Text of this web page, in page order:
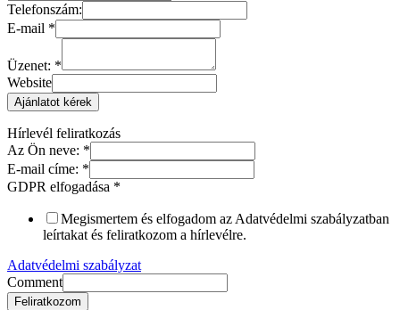
Telefonszám:
E-mail *
Üzenet: *
Website
Ajánlatot kérek
Hírlevél feliratkozás
Az Ön neve: *
E-mail címe: *
GDPR elfogadása *
Megismertem és elfogadom az Adatvédelmi szabályzatban
leírtakat és feliratkozom a hírlevélre.
Adatvédelmi szabályzat
Comment
Feliratkozom